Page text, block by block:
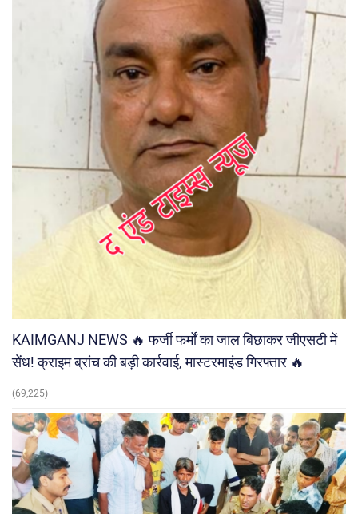
KAIMGANJ NEWS 🔥 फर्जी फर्मों का जाल बिछाकर जीएसटी में
सेंध! क्राइम ब्रांच की बड़ी कार्रवाई, मास्टरमाइंड गिरफ्तार 🔥
(69,225)